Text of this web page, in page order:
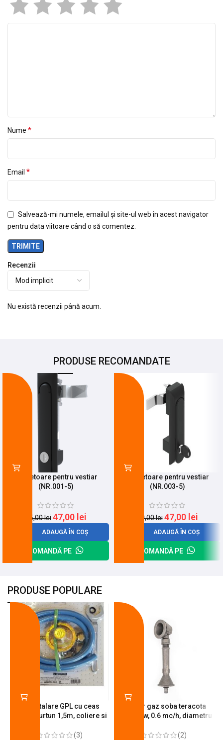
Recenzii
Nu există recenzii până acum.
Nume *
Email *
Salvează-mi numele, emailul și site-ul web în acest navigator
pentru data viitoare când o să comentez.
PRODUSE RECOMANDATE
Incuietoare pentru vestiar
(NR.001-5)
65,00lei 47,00 lei
ADAUGĂ ÎN COȘ
COMANDĂ PE
Incuietoare pentru vestiar
(NR.003-5)
59,00lei 47,00 lei
ADAUGĂ ÎN COȘ
COMANDĂ PE
PRODUSE POPULARE
Kit instalare GPL cu ceas
butelie, furtun 1,5m, coliere si
(3)
Arzator gaz soba teracota
A600, 6 kw, 0.6 mc/h, diametru
(2)